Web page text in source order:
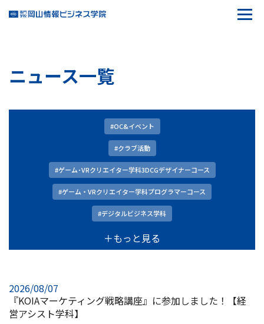
ニュース一覧
#OC&イベント
#クラブ活動
#ゲーム･VRクリエイター学科3DCGデザイナーコース
#ゲーム・VRクリエイター学科プログラマーコース
#デジタルビジネス学科
＋もっと見る
2026/08/07
『KOIAマーケティング戦略講座』に参加しました！【経
営アシスト学科】